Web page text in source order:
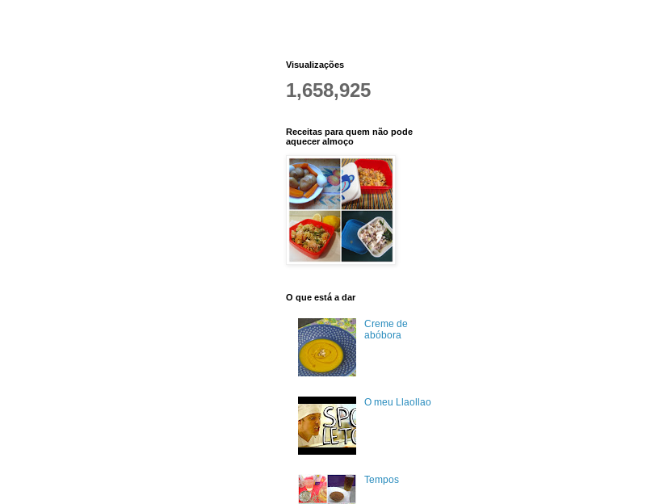
Visualizações
1,658,925
Receitas para quem não pode
aquecer almoço
O que está a dar
Creme de
abóbora
O meu Llaollao
Tempos